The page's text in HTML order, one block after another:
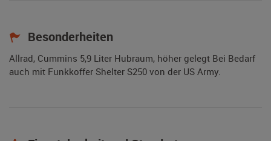
Besonderheiten
Allrad, Cummins 5,9 Liter Hubraum, höher gelegt Bei Bedarf
auch mit Funkkoffer Shelter S250 von der US Army.